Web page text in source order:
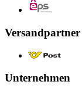
Versandpartner
Unternehmen